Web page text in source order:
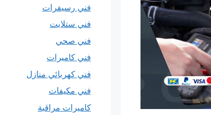
فني رسيفرات
فني ستلايت
فني صحي
فني كاميرات
فني كهربائي منازل
فني مكيفات
كاميرات مراقبة